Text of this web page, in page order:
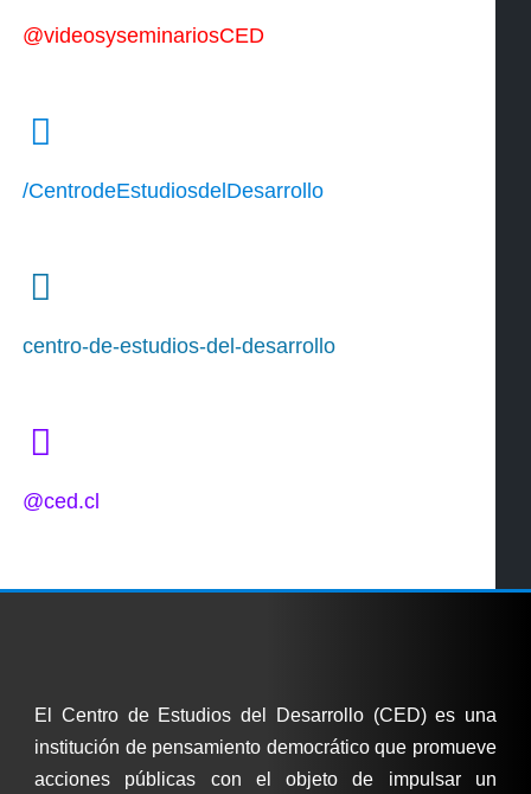
@videosyseminariosCED
/CentrodeEstudiosdelDesarrollo
centro-de-estudios-del-desarrollo
@ced.cl
El Centro de Estudios del Desarrollo (CED) es una
institución de pensamiento democrático que promueve
acciones públicas con el objeto de impulsar un